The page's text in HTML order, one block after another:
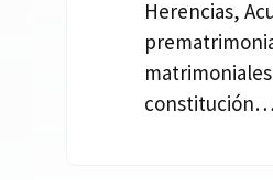
Herencias,
constitución…